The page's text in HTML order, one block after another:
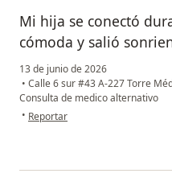
Mi hija se conectó
cómoda y salió
13 de junio de 2026
• Calle 6 sur #43 A-227 Torre
Consulta de medico alternativo
• en opinión del usuario Sandra
Reportar